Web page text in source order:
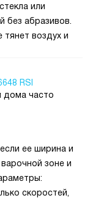
или
без абразивов.
воздух и
RSI
дома часто
ее ширина и
зоне и
скоростей,